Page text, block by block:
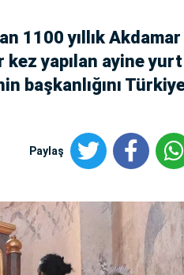
1100 yıllık Akdamar
kez yapılan ayine yurt
başkanlığını
Paylaş